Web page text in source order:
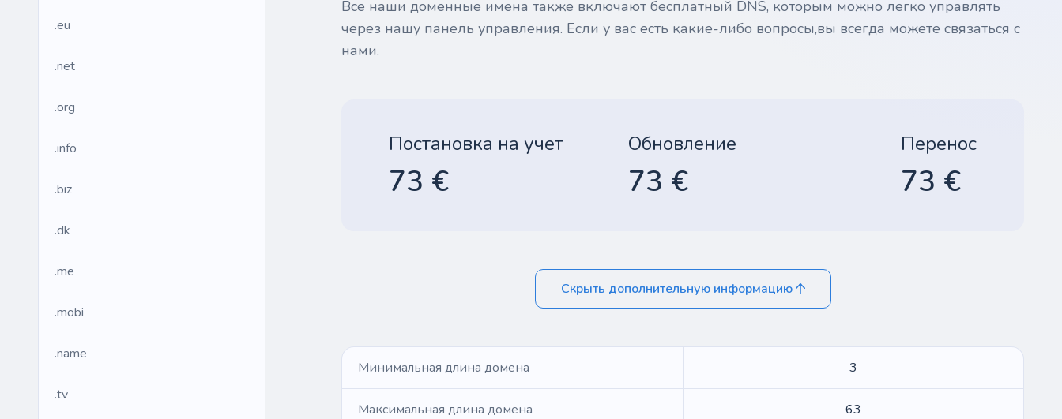
.eu
.net
.org
.info
.biz
.dk
.me
.mobi
.name
.tv
Все наши доменные имена также включают бесплатный DNS, которым можно легко управлять
через нашу панель управления. Если у вас есть какие-либо вопросы,вы всегда можете связаться с
нами.
Постановка на учет
73 €
Обновление
73 €
Перенос
73 €
Скрыть дополнительную информацию
Минимальная длина домена 3
Максимальная длина домена 63